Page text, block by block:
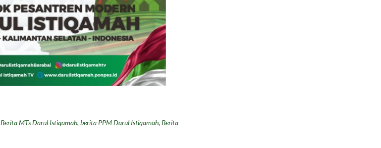
Berita MTs Darul Istiqamah, berita PPM Darul Istiqamah, Berita